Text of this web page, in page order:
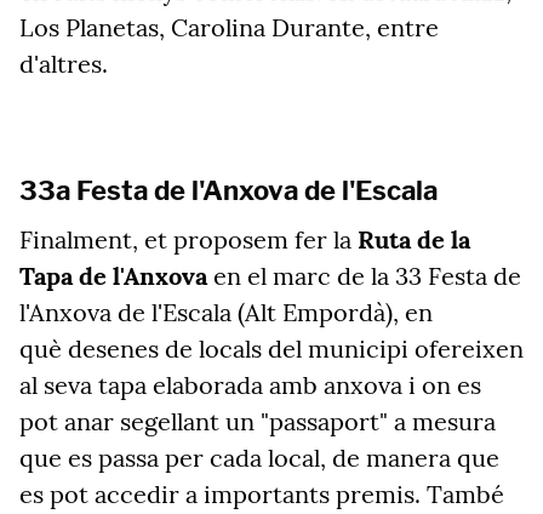
Los Planetas, Carolina Durante, entre
d'altres.
33a Festa de l'Anxova de l'Escala
Finalment, et proposem fer la Ruta de la
Tapa de l'Anxovaen el marc de la 33 Festa de
l'Anxova de l'Escala (Alt Empordà), en
què desenes de locals del municipi ofereixen
al seva tapa elaborada amb anxova i on es
pot anar segellant un "passaport" a mesura
que es passa per cada local, de manera que
es pot accedir a importants premis. També